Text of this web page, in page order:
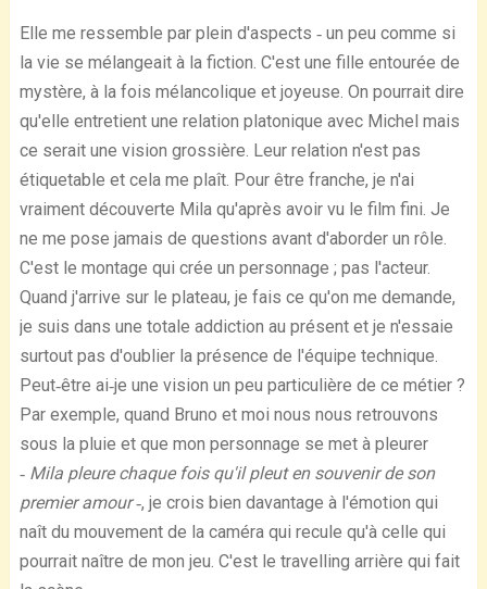
Elle me ressemble par plein d'aspects ‐ un peu comme si
la vie se mélangeait à la fiction. C'est une fille entourée de
mystère, à la fois mélancolique et joyeuse. On pourrait dire
qu'elle entretient une relation platonique avec Michel mais
ce serait une vision grossière. Leur relation n'est pas
étiquetable et cela me plaît. Pour être franche, je n'ai
vraiment découverte Mila qu'après avoir vu le film fini. Je
ne me pose jamais de questions avant d'aborder un rôle.
C'est le montage qui crée un personnage ; pas l'acteur.
Quand j'arrive sur le plateau, je fais ce qu'on me demande,
je suis dans une totale addiction au présent et je n'essaie
surtout pas d'oublier la présence de l'équipe technique.
Peut‐être ai‐je une vision un peu particulière de ce métier ?
Par exemple, quand Bruno et moi nous nous retrouvons
sous la pluie et que mon personnage se met à pleurer
‐ Mila pleure chaque fois qu'il pleut en souvenir de son
premier amour ‐, je crois bien davantage à l'émotion qui
naît du mouvement de la caméra qui recule qu'à celle qui
pourrait naître de mon jeu. C'est le travelling arrière qui fait